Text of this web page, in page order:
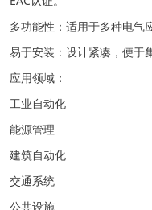
多功能性：适用于多种电气
易于安装：设计紧凑，便于
应用领域：
工业自动化
能源管理
建筑自动化
交通系统
公共设施